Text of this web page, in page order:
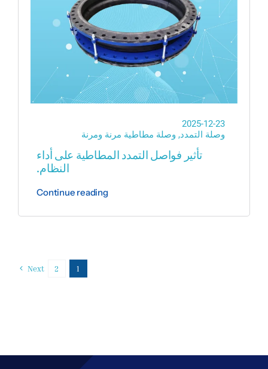
2025-12-23
وصلة التمدد, وصلة مطاطية مرنة ومرنة
تأثير فواصل التمدد المطاطية على أداء
النظام.
Continue reading
1
2
Next